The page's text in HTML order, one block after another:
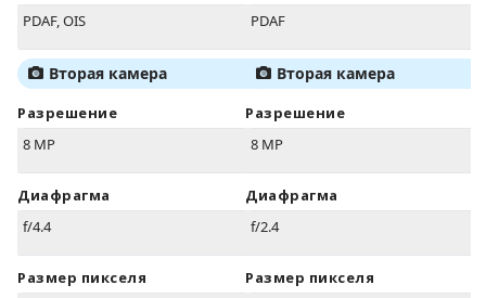
PDAF, OIS
Вторая камера
Разрешение
8 MP
Диафрагма
f/4.4
Размер пикселя
PDAF
Вторая камера
Разрешение
8 MP
Диафрагма
f/2.4
Размер пикселя